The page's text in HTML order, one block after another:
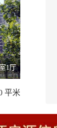
1厅
平米